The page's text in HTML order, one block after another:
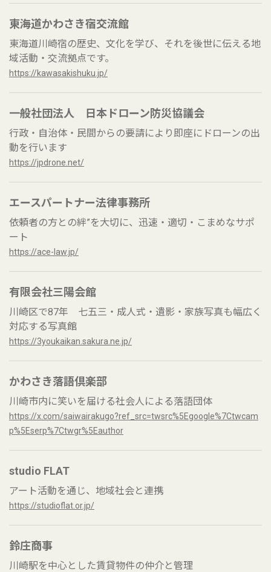
東海道かわさき宿交流館
東海道川崎宿の歴史、文化を学び、それを後世に伝える地
域活動・交流拠点です。
https://kawasakishuku.jp/
一般社団法人 日本ドローン防災協議会
行政・自治体・民間からの要請により即座にドローンの出
動を行います
https://jpdrone.net/
エースパートナー法律事務所
依頼者の方との絆”を大切に、迅速・適切・こまめなサポ
ート
https://ace-law.jp/
有限会社三陽会館
川崎区で87年 七五三・成人式・遺影・家族写真も幅広く
対応する写真館
https://3youkaikan.sakura.ne.jp/
かわさき落語倶楽部
川崎市内に笑いを届ける社会人による落語団体
https://x.com/saiwairakugo?ref_src=twsrc%5Egoogle%7Ctwcam
p%5Eserp%7Ctwgr%5Eauthor
studio FLAT
アート活動を通じ、地域社会と連携
https://studioflat.or.jp/
鈴庄商事
川崎駅を中心とした賃貸物件の仲介と管理